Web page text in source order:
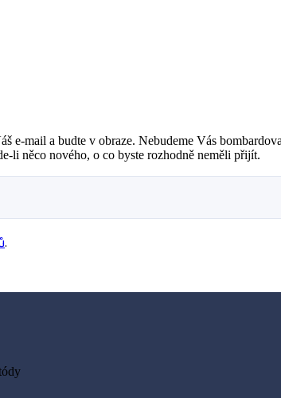
e-mail a budte v obraze. Nebudeme Vás
li něco nového, o co byste rozhodně neměli přijít.
.